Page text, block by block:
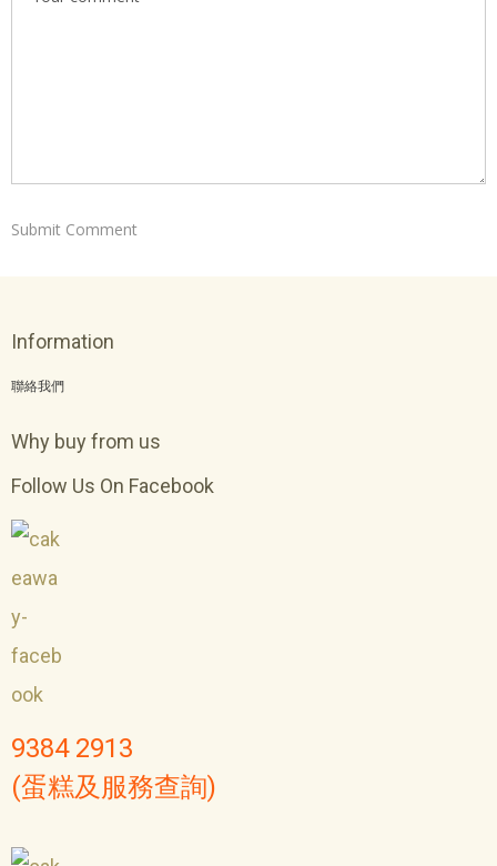
Information
聯絡我們
Why buy from us
Follow Us On Facebook
9384 2913
(蛋糕及服務查詢)